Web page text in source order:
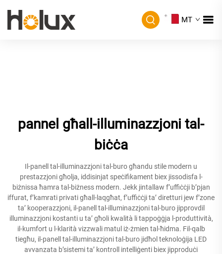
MT
pannel għall-illuminazzjoni tal-
biċċa
Il-panell tal-illuminazzjoni tal-buro għandu stile modern u
prestazzjoni għolja, iddisinjat speċifikament biex jissodisfa l-
biżnissa ħamra tal-biżness modern. Jekk jintallaw f’uffiċċji b’pjan
iffurat, f’kamrati privati għall-laqgħat, f’uffiċċji ta’ diretturi jew f’zone
ta’ kooperazzjoni, il-panell tal-illuminazzjoni tal-buro jipprovdil
illuminazzjoni kostanti u ta’ għoli kwalità li tappoġġja l-produttività,
il-kumfort u l-klarità vizzwali matul iż-żmien tal-ħidma. Fil-qalb
tiegħu, il-panell tal-illuminazzjoni tal-buro jidħol teknoloġija LED
avvanzata b’sistemi ta’ kontroll intelliġenti biex jipproduċi